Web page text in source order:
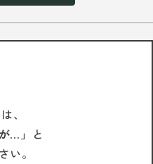
、
…」 と
い。